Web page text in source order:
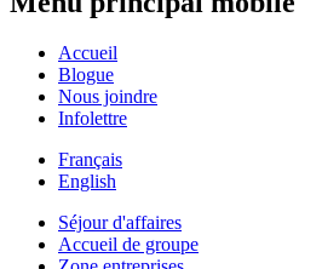
Accueil
Blogue
Nous joindre
Infolettre
Français
English
Séjour d'affaires
Accueil de groupe